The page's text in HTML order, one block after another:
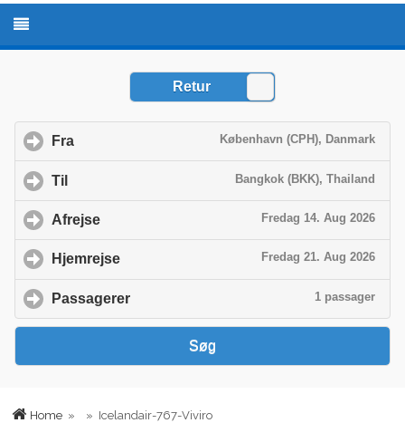
Home » » Icelandair-767-Viviro